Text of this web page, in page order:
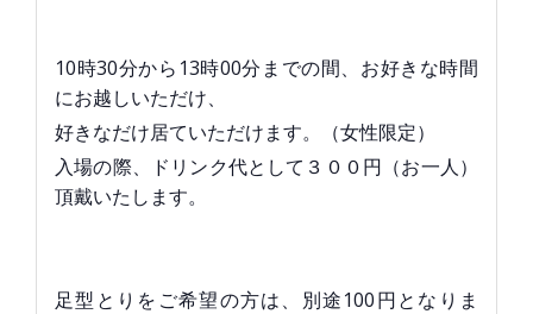
10時30分から13時00分までの間、お好きな時間
にお越しいただけ、
好きなだけ居ていただけます。（女性限定）
入場の際、ドリンク代として３００円（お一人）
頂戴いたします。
足型とりをご希望の方は、別途100円となりま